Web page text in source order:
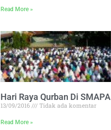
Read More »
Hari Raya Qurban Di SMAPA
13/09/2016 Tidak ada komentar
Read More »